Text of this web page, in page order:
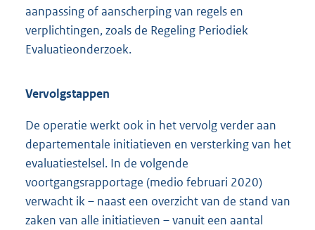
aanpassing of aanscherping van regels en
verplichtingen, zoals de Regeling Periodiek
Evaluatieonderzoek.
Vervolgstappen
De operatie werkt ook in het vervolg verder aan
departementale initiatieven en versterking van het
evaluatiestelsel. In de volgende
voortgangsrapportage (medio februari 2020)
verwacht ik – naast een overzicht van de stand van
zaken van alle initiatieven – vanuit een aantal